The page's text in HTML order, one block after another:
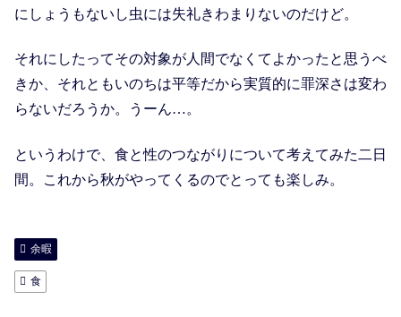
にしょうもないし虫には失礼きわまりないのだけど。
それにしたってその対象が人間でなくてよかったと思うべ
きか、それともいのちは平等だから実質的に罪深さは変わ
らないだろうか。うーん…。
というわけで、食と性のつながりについて考えてみた二日
間。これから秋がやってくるのでとっても楽しみ。
余暇
食